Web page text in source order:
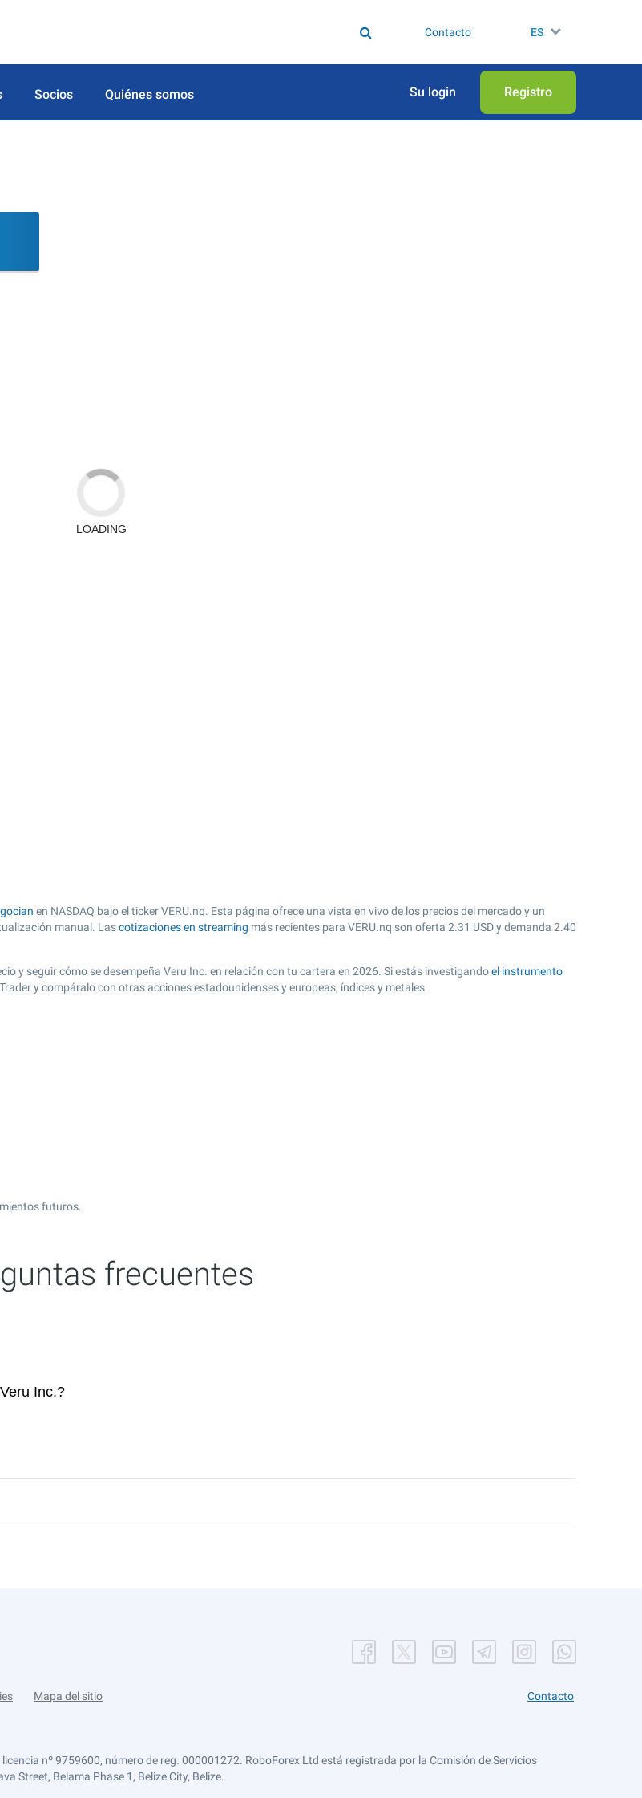
Contacto ES
Socios Quiénes somos Su login Registro
en NASDAQ bajo el ticker VERU.nq. Esta página ofrece una vista en vivo de los precios del mercado y un
manual. Lascotizaciones en streaming más recientes para VERU.nq son oferta 2.31 USD y demanda 2.40
y seguir cómo se desempeña Veru Inc. en relación con tu cartera en 2026. Si estás investigandoel instrumento
y compáralo con otras acciones estadounidenses y europeas, índices y metales.
futuros.
frecuentes
Inc.?
Mapa del sitio Contacto
nº 9759600, número de reg. 000001272. RoboForex Ltd está registrada por la Comisión de Servicios
Street, Belama Phase 1, Belize City, Belize.